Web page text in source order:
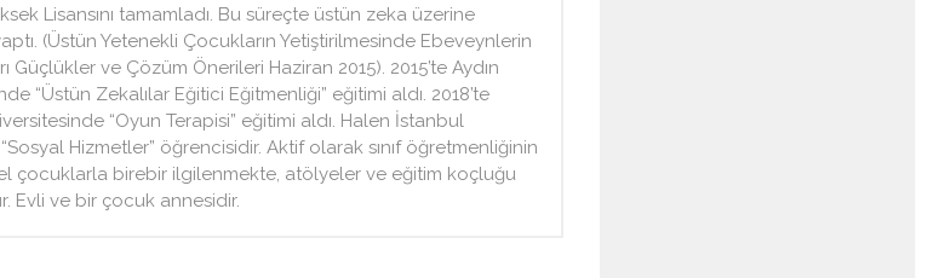
Lisansını tamamladı. Bu süreçte üstün zeka üzerine
(Üstün Yetenekli Çocukların Yetiştirilmesinde Ebeveynlerin
Güçlükler ve Çözüm Önerileri Haziran 2015). 2015’te Aydın
“Üstün Zekalılar Eğitici Eğitmenliği” eğitimi aldı. 2018’te
“Oyun Terapisi” eğitimi aldı. Halen İstanbul
Hizmetler” öğrencisidir. Aktif olarak sınıf öğretmenliğinin
çocuklarla birebir ilgilenmekte, atölyeler ve eğitim koçluğu
Evli ve bir çocuk annesidir.